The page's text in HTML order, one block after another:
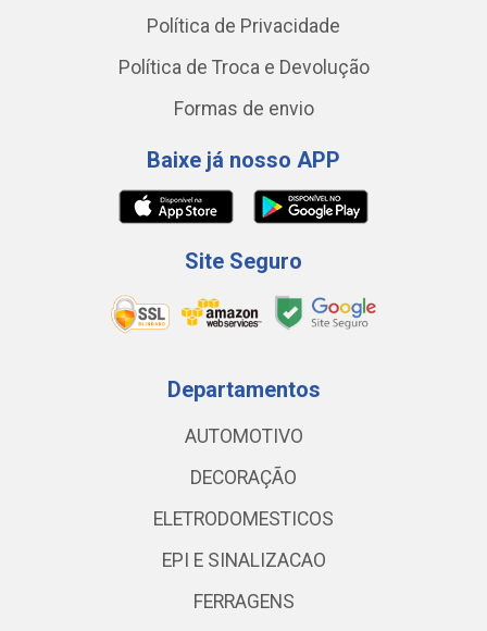
Política de Privacidade
Política de Troca e Devolução
Formas de envio
Baixe já nosso APP
Site Seguro
Departamentos
AUTOMOTIVO
DECORAÇÃO
ELETRODOMESTICOS
EPI E SINALIZACAO
FERRAGENS